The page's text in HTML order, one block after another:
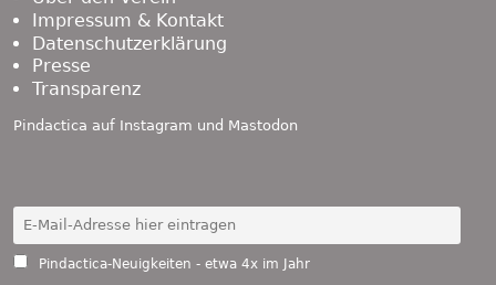
Impressum & Kontakt
Datenschutzerklärung
Presse
Transparenz
Pindactica auf Instagram und Mastodon
Pindactica-Neuigkeiten - etwa 4x im Jahr